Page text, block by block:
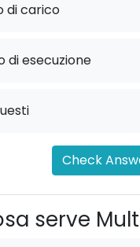
di carico
di esecuzione
Check
serve